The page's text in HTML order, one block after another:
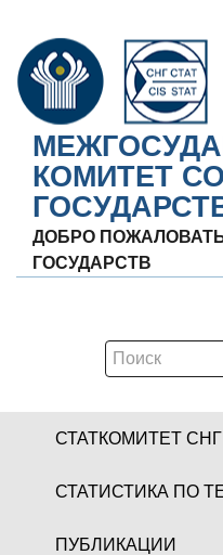
КОМИТЕТ
ДОБРО
ГОСУДАРСТВ
СТАТКОМИТЕТ СНГ
СТАТИСТИКА ПО
ПУБЛИКАЦИИ